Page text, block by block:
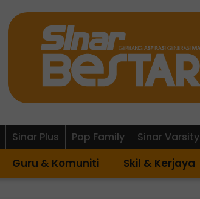
Sinar Plus Pop Family Sinar Varsity
Guru & Komuniti Skil & Kerjaya